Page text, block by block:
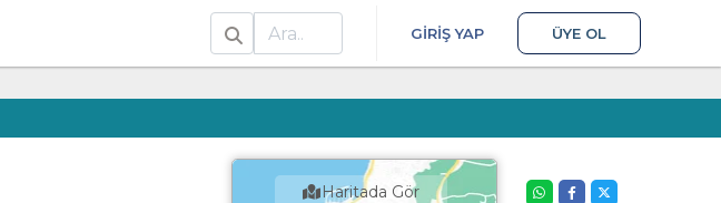
Ara
GIRIŞ YAP ÜYE OL
Haritada Gör